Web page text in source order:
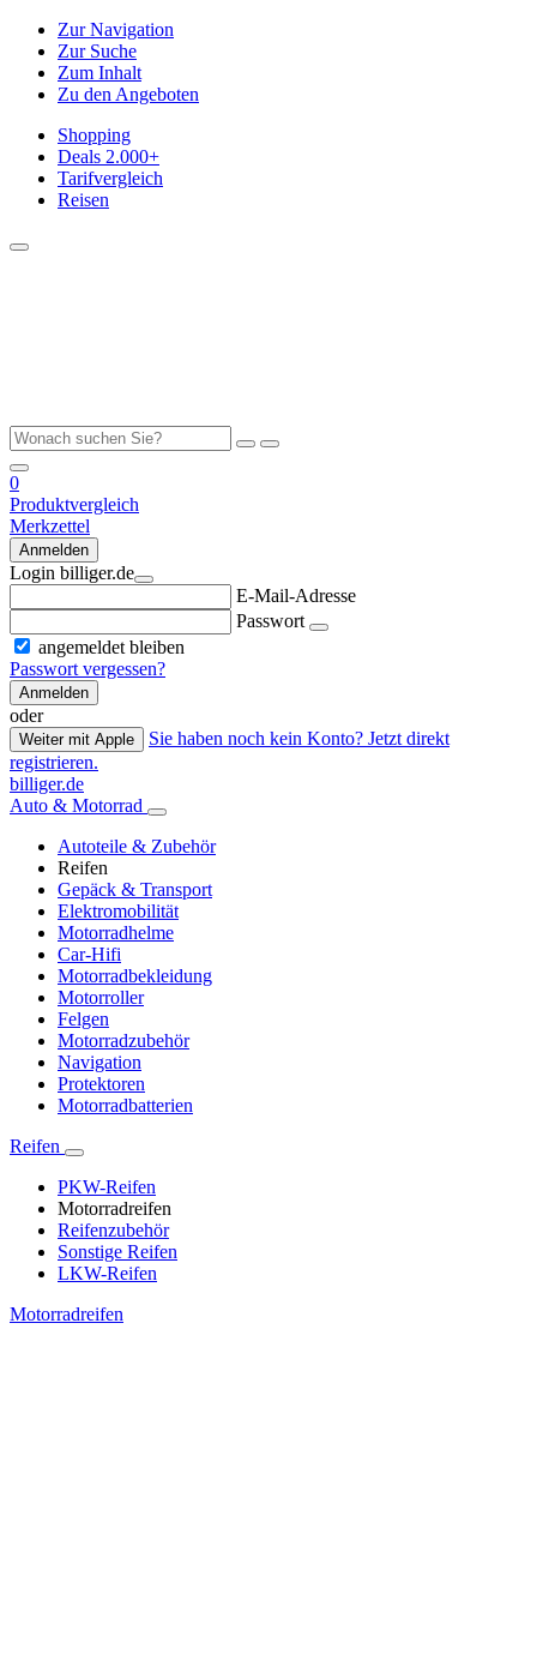
Zur Navigation
Zur Suche
Zum Inhalt
Zu den Angeboten
Shopping
Deals 2.000+
Tarifvergleich
Reisen
0
Produktvergleich
Merkzettel
Anmelden
Login billiger.de
E-Mail-Adresse
Passwort
angemeldet bleiben
Passwort vergessen?
Anmelden
oder
Weiter mit Apple
Sie haben noch kein Konto? Jetzt direkt
registrieren.
billiger.de
Auto & Motorrad
Autoteile & Zubehör
Reifen
Gepäck & Transport
Elektromobilität
Motorradhelme
Car-Hifi
Motorradbekleidung
Motorroller
Felgen
Motorradzubehör
Navigation
Protektoren
Motorradbatterien
Reifen
PKW-Reifen
Motorradreifen
Reifenzubehör
Sonstige Reifen
LKW-Reifen
Motorradreifen